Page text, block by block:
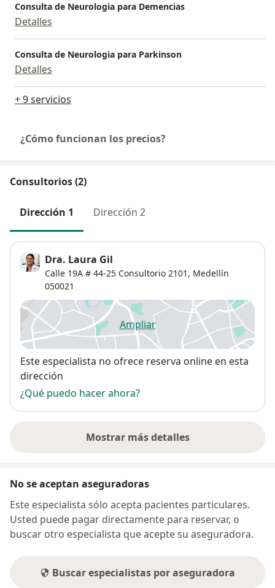
Consulta de Neurologia para Demencias
Detalles
Consulta de Neurologia para Parkinson
Detalles
+ 9 servicios
¿Cómo funcionan los precios?
Consultorios (2)
Dirección 1 Dirección 2
Dra. Laura Gil
Calle 19A # 44-25 Consultorio 2101, Medellín
050021
Ampliarse abre en una nueva
Disponibilidad
Este especialista no ofrece reserva online en esta
dirección
¿Qué puedo hacer ahora?
Mostrar más detalles
sobre la dirección
No se aceptan aseguradoras
Este especialista sólo acepta pacientes particulares.
Usted puede pagar directamente para reservar, o
buscar otro especialista que acepte su aseguradora.
Buscar especialistas por aseguradora